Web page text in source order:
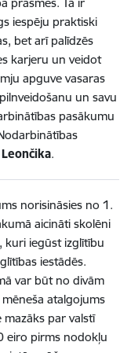
iespēju praktiski
bet arī palīdzēs
karjeru un veidot
apguve vasaras
un savu
pasākumu
.
norisināsies no 1.
aicināti skolēni
kuri iegūst izglītību
iestādēs.
var būt no divām
atalgojums
par valstī
eiro pirms nodokļu